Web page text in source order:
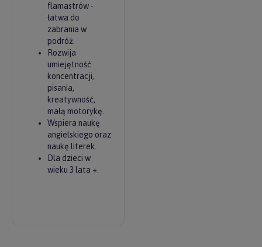
flamastrów -
łatwa do
zabrania w
podróż.
Rozwija
umiejętność
koncentracji,
pisania,
kreatywność,
małą motorykę.
Wspiera naukę
angielskiego oraz
naukę literek.
Dla dzieci w
wieku 3 lata +.